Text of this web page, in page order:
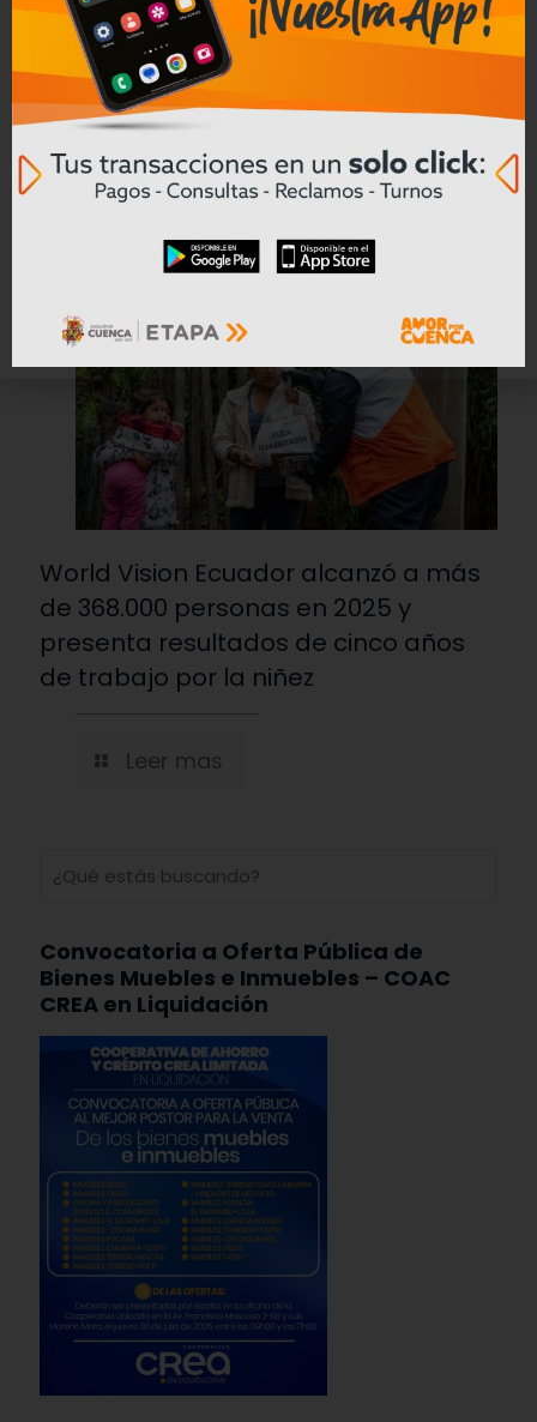
REDNI fortalece el acceso a agua
segura en Taisha y proyecta una
intervención integral para prevenir la
desnutrición crónica infantil en la
Amazonía
Leer mas
02/07/2026
World Vision Ecuador alcanzó a más
de 368.000 personas en 2025 y
presenta resultados de cinco años
de trabajo por la niñez
Leer mas
Convocatoria a Oferta Pública de
Bienes Muebles e Inmuebles – COAC
CREA en Liquidación